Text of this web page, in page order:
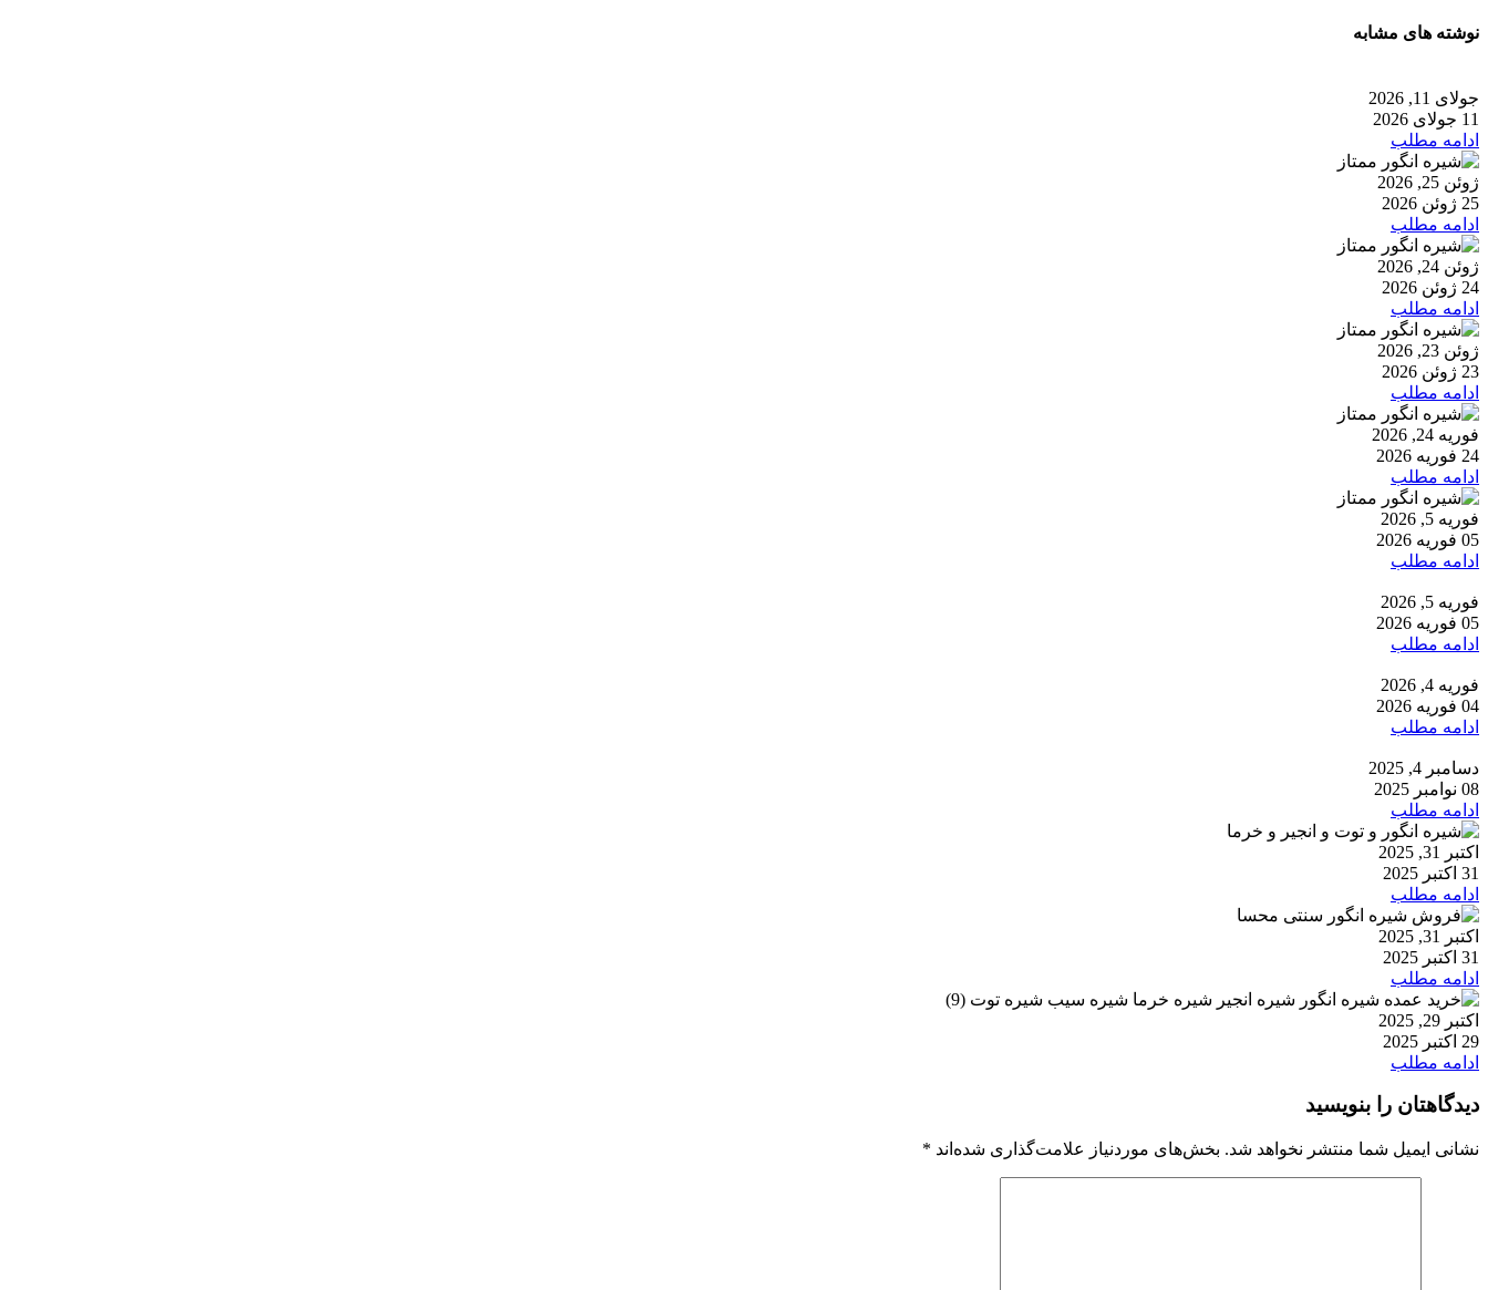
نوشته های مشابه
جولای 11, 2026
11 جولای 2026
ادامه مطلب
ژوئن 25, 2026
25 ژوئن 2026
ادامه مطلب
ژوئن 24, 2026
24 ژوئن 2026
ادامه مطلب
ژوئن 23, 2026
23 ژوئن 2026
ادامه مطلب
فوریه 24, 2026
24 فوریه 2026
ادامه مطلب
فوریه 5, 2026
05 فوریه 2026
ادامه مطلب
فوریه 5, 2026
05 فوریه 2026
ادامه مطلب
فوریه 4, 2026
04 فوریه 2026
ادامه مطلب
دسامبر 4, 2025
08 نوامبر 2025
ادامه مطلب
اکتبر 31, 2025
31 اکتبر 2025
ادامه مطلب
اکتبر 31, 2025
31 اکتبر 2025
ادامه مطلب
اکتبر 29, 2025
29 اکتبر 2025
ادامه مطلب
دیدگاهتان را بنویسید
نشانی ایمیل شما منتشر نخواهد شد. بخش‌های موردنیاز علامت‌گذاری شده‌اند *